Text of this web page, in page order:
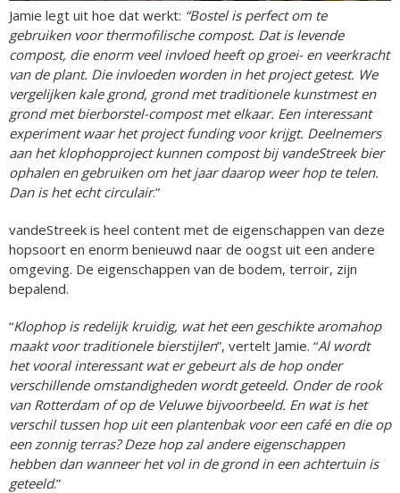
Jamie legt uit hoe dat werkt: “Bostel is perfect om te
gebruiken voor thermofilische compost. Dat is levende
compost, die enorm veel invloed heeft op groei- en veerkracht
van de plant. Die invloeden worden in het project getest. We
vergelijken kale grond, grond met traditionele kunstmest en
grond met bierborstel-compost met elkaar. Een interessant
experiment waar het project funding voor krijgt. Deelnemers
aan het klophopproject kunnen compost bij vandeStreek bier
ophalen en gebruiken om het jaar daarop weer hop te telen.
Dan is het echt circulair.”
vandeStreek is heel content met de eigenschappen van deze
hopsoort en enorm benieuwd naar de oogst uit een andere
omgeving. De eigenschappen van de bodem, terroir, zijn
bepalend.
“Klophop is redelijk kruidig, wat het een geschikte aromahop
maakt voor traditionele bierstijlen”, vertelt Jamie. “Al wordt
het vooral interessant wat er gebeurt als de hop onder
verschillende omstandigheden wordt geteeld. Onder de rook
van Rotterdam of op de Veluwe bijvoorbeeld. En wat is het
verschil tussen hop uit een plantenbak voor een café en die op
een zonnig terras? Deze hop zal andere eigenschappen
hebben dan wanneer het vol in de grond in een achtertuin is
geteeld.”